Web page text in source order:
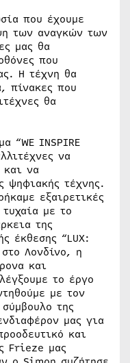
που έχουμε
των αναγκών των
μας θα
που
Η τέχνη θα
πίνακες που
θα
“WE INSPIRE
να
και να
ψηφιακής τέχνης.
εξαιρετικές
με το
της
έκθεσης “LUX:
Λονδίνο, η
και
το έργο
με τον
της
μας για
και
Frieze μας